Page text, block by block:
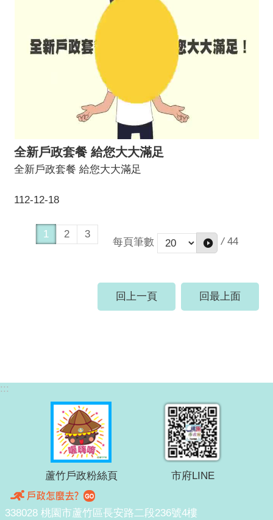
全新戶政套餐 給您大大滿足
112-12-18
全新戶政套餐 給您大大滿足
1 2 3
每頁筆數 / 44
回上一頁 回最上面
:::
蘆竹戶政粉絲頁 市府LINE
338028 桃園市蘆竹區長安路二段236號4樓